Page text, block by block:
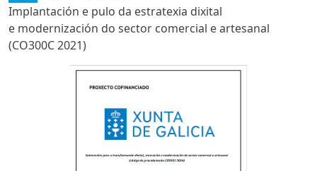
Implantación e pulo da estratexia dixital
e modernización do sector comercial e artesanal
(CO300C 2021)